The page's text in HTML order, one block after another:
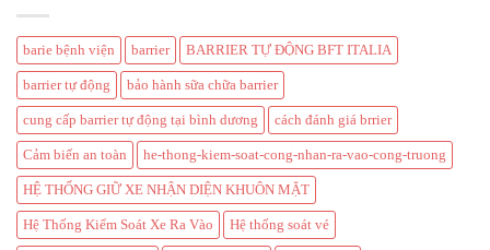
barie bệnh viện barrier BARRIER TỰ ĐỘNG BFT ITALIA
barrier tự động bảo hành sữa chữa barrier
cung cấp barrier tự động tại bình dương cách đánh giá brrier
Cảm biến an toàn he-thong-kiem-soat-cong-nhan-ra-vao-cong-truong
HỆ THỐNG GIỮ XE NHẬN DIỆN KHUÔN MẶT
Hệ Thống Kiểm Soát Xe Ra Vào Hệ thống soát vé